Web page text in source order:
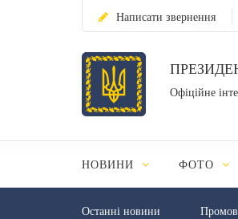
Написати звернення
Офіційне
НОВИНИ ФОТО
Останні новини